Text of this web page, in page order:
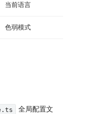
当前语言
色弱模式
全局配置文